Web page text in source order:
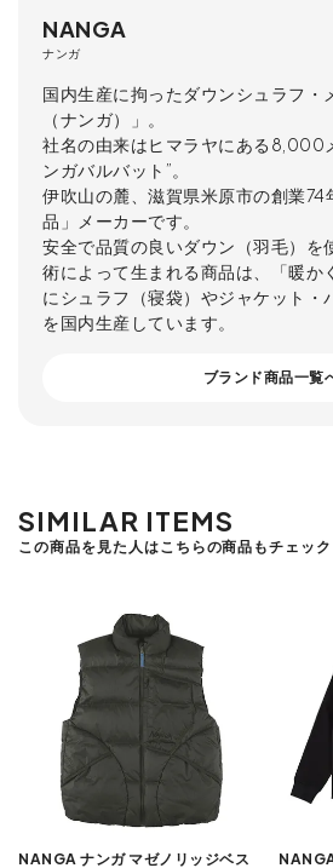
NANGA
ナンガ
国内生産に拘ったダウンシュラフ・
（ナンガ）」。
社名の由来はヒマラヤにある8,000
ンガバルバット”。
伊吹山の麓、滋賀県米原市の創業74
品」メーカーです。
安全で品質の良いダウン（羽毛）を
術によって生まれる商品は、「暖か
にシュラフ（寝袋）やジャケット・
を国内生産しています。
ブランド商品一覧
SIMILAR ITEMS
この商品を見た人はこちらの商品もチェッ
NANGA ナンガ マゼノリッジベス